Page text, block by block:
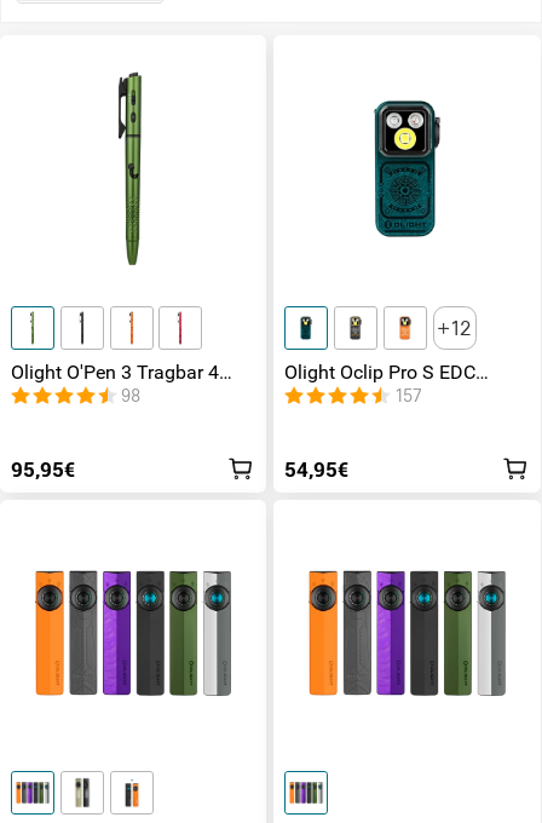
Olight O'Pen 3 Tragbar 4
Lichtquellen Stiftlampe 120
Lumen
98
95,95€
12
Olight Oclip Pro S EDC
Lampe mit fünf Lichtern und
mehreren Blinkmodi
157
54,95€